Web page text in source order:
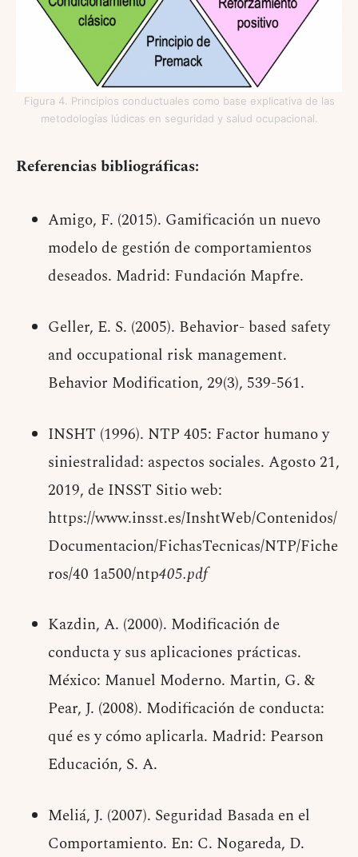
Figura 4. Principios conductuales como base explicativa de las
metodologías lúdicas en seguridad y salud ocupacional.
Referencias bibliográficas:
Amigo, F. (2015). Gamificación un nuevo
modelo de gestión de comportamientos
deseados. Madrid: Fundación Mapfre.
Geller, E. S. (2005). Behavior- based safety
and occupational risk management.
Behavior Modification, 29(3), 539-561.
INSHT (1996). NTP 405: Factor humano y
siniestralidad: aspectos sociales. Agosto 21,
2019, de INSST Sitio web:
https://www.insst.es/InshtWeb/Contenidos/
Documentacion/FichasTecnicas/NTP/Fiche
ros/40 1a500/ntp405.pdf
Kazdin, A. (2000). Modificación de
conducta y sus aplicaciones prácticas.
México: Manuel Moderno. Martin, G. &
Pear, J. (2008). Modificación de conducta:
qué es y cómo aplicarla. Madrid: Pearson
Educación, S. A.
Meliá, J. (2007). Seguridad Basada en el
Comportamiento. En: C. Nogareda, D.